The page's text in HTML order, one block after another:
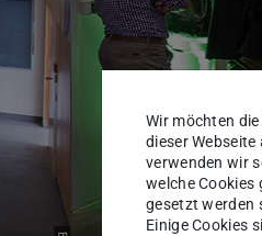
Wir möchten
dieser
verwenden wir
welche Cookies
gesetzt werden
Einige Cookies